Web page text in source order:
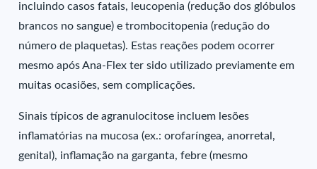
incluindo casos fatais, leucopenia (redução dos glóbulos
brancos no sangue) e trombocitopenia (redução do
número de plaquetas). Estas reações podem ocorrer
mesmo após Ana-Flex ter sido utilizado previamente em
muitas ocasiões, sem complicações.
Sinais típicos de agranulocitose incluem lesões
inflamatórias na mucosa (ex.: orofaríngea, anorretal,
genital), inflamação na garganta, febre (mesmo